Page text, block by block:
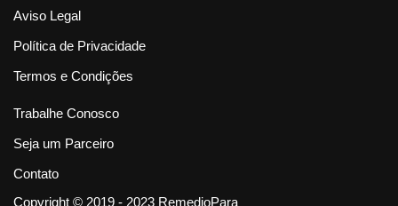
Aviso Legal
Política de Privacidade
Termos e Condições
Trabalhe Conosco
Seja um Parceiro
Contato
Copyright © 2019 - 2023 RemedioPara